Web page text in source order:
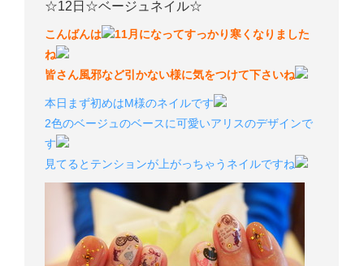
☆12日☆ベージュネイル☆
こんばんは
11月になってすっかり寒くなりました
ね
皆さん風邪など引かない様に気をつけて下さいね
本日まず初めはM様のネイルです
2色のベージュのベースに可愛いアリスのデザインで
す
見てるとテンションが上がっちゃうネイルですね